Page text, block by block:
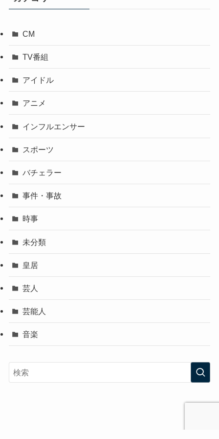
CM
TV番組
アイドル
アニメ
インフルエンサー
スポーツ
バチェラー
事件・事故
時事
未分類
皇居
芸人
芸能人
音楽